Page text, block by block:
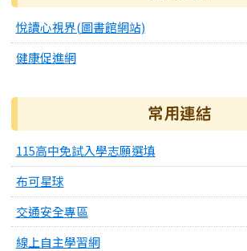
悅讀心視界(圖書館網站)
健康促進網
常用連結
115高中免試入學志願選填
布可星球
交通安全專區
線上自主學習網